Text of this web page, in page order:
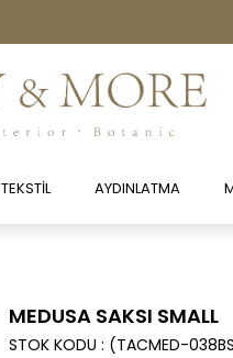
TEKSTİL AYDINLATMA
MEDUSA SAKSI SMALL
(TACMED-
STOK KODU